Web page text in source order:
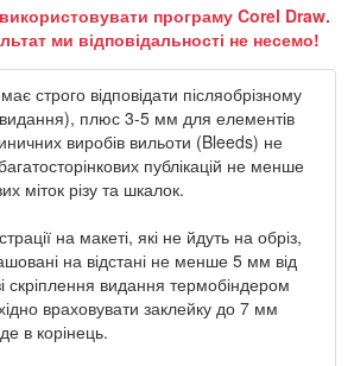
програму Corel Draw.
ми відповідальності не несемо!
строго відповідати післяобрізному
плюс 3-5 мм для елементів
виробів вильоти (Bleeds) не
публікацій не менше
міток різу та шкалок.
на макеті, які не йдуть на обріз,
на відстані не менше 5 мм від
скріплення видання термобіндером
враховувати заклейку до 7 мм
в корінець.